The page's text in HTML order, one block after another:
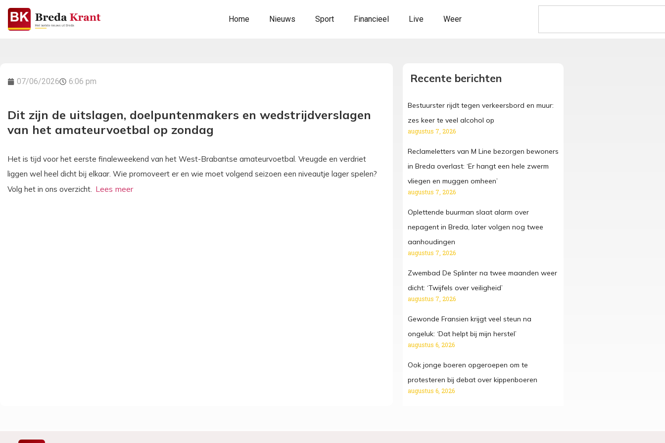
Home Nieuws Sport Financieel Live Weer
07/06/2026 6:06 pm
Dit zijn de uitslagen, doelpuntenmakers en wedstrijdverslagen
van het amateurvoetbal op zondag
Het is tijd voor het eerste finaleweekend van het West-Brabantse amateurvoetbal. Vreugde en verdriet
liggen wel heel dicht bij elkaar. Wie promoveert er en wie moet volgend seizoen een niveautje lager spelen?
Volg het in ons overzicht.
Recente berichten
Bestuurster rijdt tegen verkeersbord en muur:
zes keer te veel alcohol op
augustus 7, 2026
Reclameletters van M Line bezorgen bewoners
in Breda overlast: ‘Er hangt een hele zwerm
vliegen en muggen omheen’
augustus 7, 2026
Oplettende buurman slaat alarm over
nepagent in Breda, later volgen nog twee
aanhoudingen
augustus 7, 2026
Zwembad De Splinter na twee maanden weer
dicht: ‘Twijfels over veiligheid’
augustus 7, 2026
Gewonde Fransien krijgt veel steun na
ongeluk: ‘Dat helpt bij mijn herstel’
augustus 6, 2026
Ook jonge boeren opgeroepen om te
protesteren bij debat over kippenboeren
augustus 6, 2026